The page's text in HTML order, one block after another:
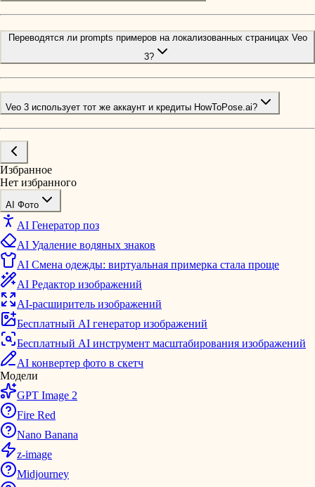
Переводятся ли prompts примеров на локализованных страницах Veo
3?
Veo 3 использует тот же аккаунт и кредиты HowToPose.ai?
Избранное
Нет избранного
AI Фото
AI Генератор поз
AI Удаление водяных знаков
AI Смена одежды: виртуальная примерка стала проще
AI Редактор изображений
AI-расширитель изображений
Бесплатный AI генератор изображений
Бесплатный AI инструмент масштабирования изображений
AI конвертер фото в скетч
Модели
GPT Image 2
Fire Red
Nano Banana
z-image
Midjourney